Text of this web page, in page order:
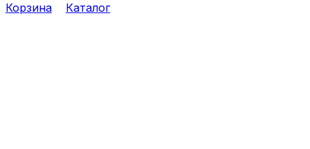
Корзина Каталог